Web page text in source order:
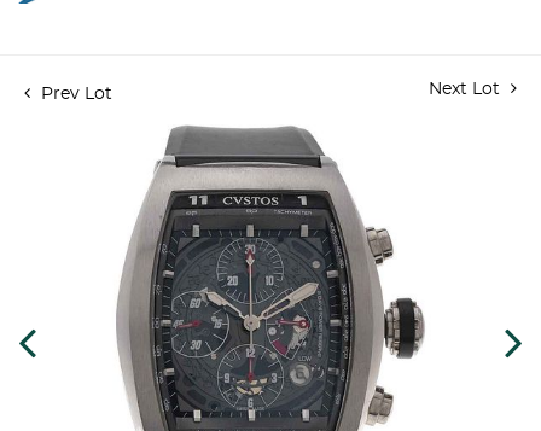
Prev Lot Next Lot